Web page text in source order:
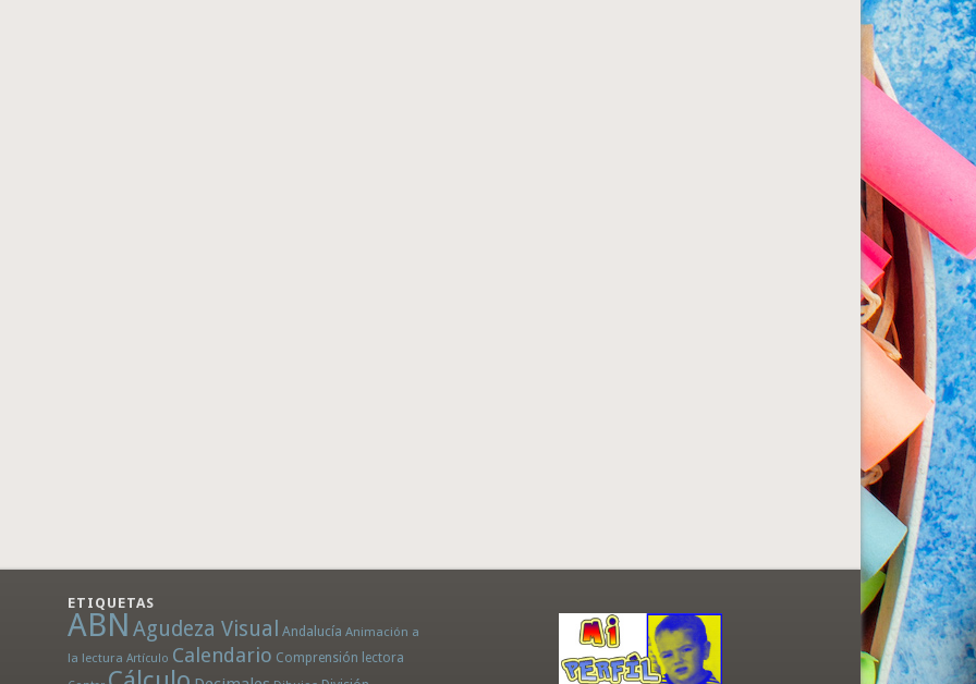
ETIQUETAS
ABN Agudeza Visual Andalucía Animación a
la lectura Artículo Calendario Comprensión lectora